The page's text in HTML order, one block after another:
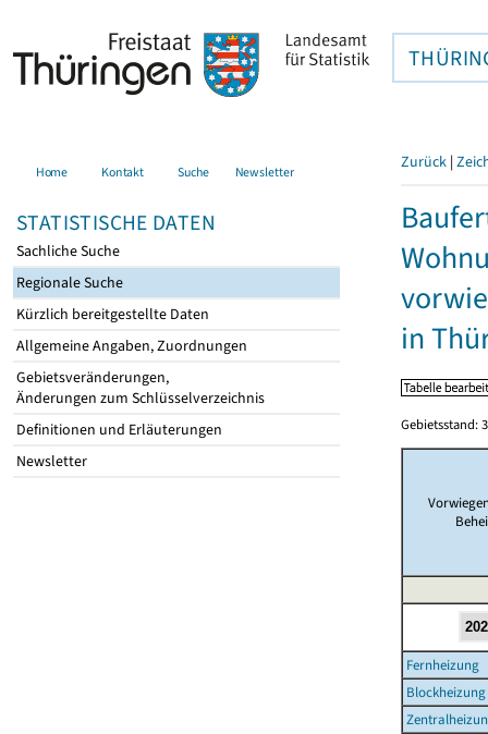
Home Kontakt Suche Newsletter
STATISTISCHE DATEN
Sachliche Suche
Regionale Suche
Kürzlich bereitgestellte Daten
Allgemeine Angaben, Zuordnungen
Gebietsveränderungen,
Änderungen zum Schlüsselverzeichnis
Definitionen und Erläuterungen
Newsletter
Zurück |
in
Gebietsstand:
Fernheizung
Blockheizung